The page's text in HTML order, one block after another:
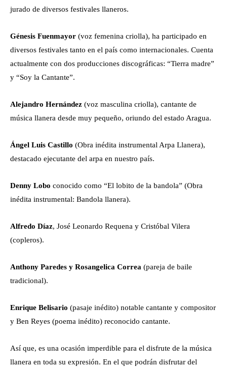
jurado de diversos festivales llaneros.
Génesis Fuenmayor (voz femenina criolla), ha participado en
diversos festivales tanto en el país como internacionales. Cuenta
actualmente con dos producciones discográficas: “Tierra madre”
y “Soy la Cantante”.
Alejandro Hernández (voz masculina criolla), cantante de
música llanera desde muy pequeño, oriundo del estado Aragua.
Ángel Luis Castillo (Obra inédita instrumental Arpa Llanera),
destacado ejecutante del arpa en nuestro país.
Denny Lobo conocido como “El lobito de la bandola” (Obra
inédita instrumental: Bandola llanera).
Alfredo Díaz, José Leonardo Requena y Cristóbal Vilera
(copleros).
Anthony Paredes y Rosangelica Correa (pareja de baile
tradicional).
Enrique Belisario (pasaje inédito) notable cantante y compositor
y Ben Reyes (poema inédito) reconocido cantante.
Así que, es una ocasión imperdible para el disfrute de la música
llanera en toda su expresión. En el que podrán disfrutar del